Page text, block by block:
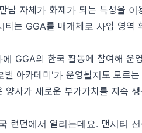
남 자체가 화제가 되는 특성을
티는 GGA를 매개체로 사업 영역
GGA의 한국 활동에 참여해 운
아카데미'가 운영될지도 모르는
양사가 새로운 부가가치를 지속
런던에서 열리는데요. 맨시티